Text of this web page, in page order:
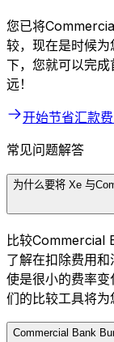
您已将
较，现在是时候
下，您就可以完
远！
开始节省汇款费
常见问题解答
为什么要将 Xe 与
比较Commercial
了解在扣除费用
使是很小的费率
们的比较工具将为
Commercial Bank